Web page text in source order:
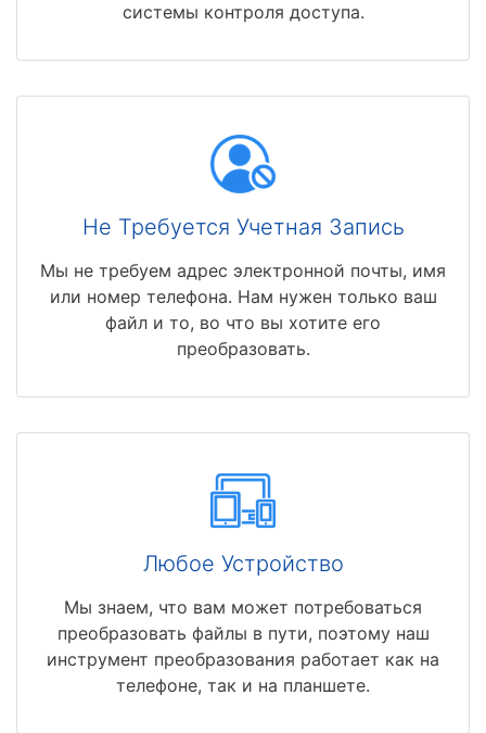
системы контроля доступа.
Не Требуется Учетная Запись
Мы не требуем адрес электронной почты, имя
или номер телефона. Нам нужен только ваш
файл и то, во что вы хотите его
преобразовать.
Любое Устройство
Мы знаем, что вам может потребоваться
преобразовать файлы в пути, поэтому наш
инструмент преобразования работает как на
телефоне, так и на планшете.